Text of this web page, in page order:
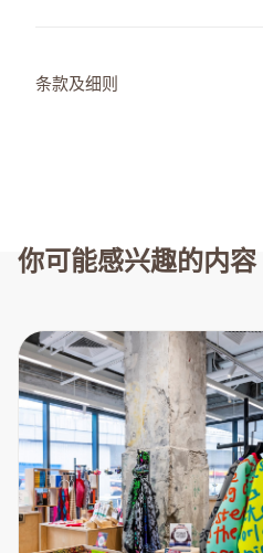
条款及细则
你可能感兴趣的内容